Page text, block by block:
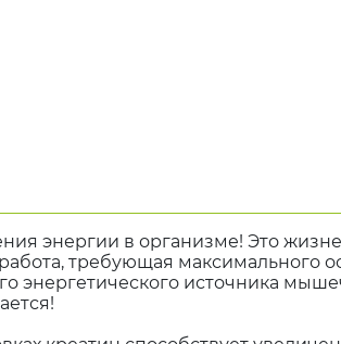
энергии в организме! Это
требующая максимального
энергетического источника